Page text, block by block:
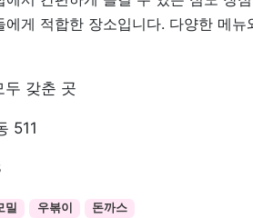
게 적합한 장소입니다. 다양한 메
두 갖춘 곳
511
밀 우볶이 돈까스